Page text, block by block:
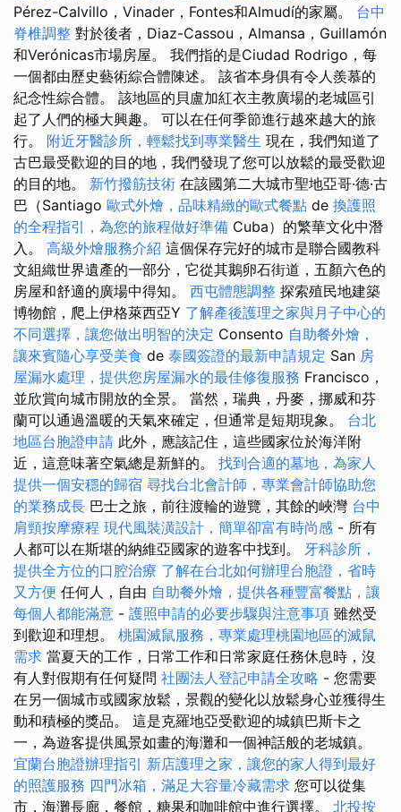
Pérez-Calvillo，Vinader，Fontes和Almudí的家屬。 台中
脊椎調整 對於後者，Diaz-Cassou，Almansa，Guillamón
和Verónicas市場房屋。 我們指的是Ciudad Rodrigo，每
一個都由歷史藝術綜合體陳述。 該省本身俱有令人羨慕的
紀念性綜合體。 該地區的貝盧加紅衣主教廣場的老城區引
起了人們的極大興趣。 可以在任何季節進行越來越大的旅
行。 附近牙醫診所，輕鬆找到專業醫生 現在，我們知道了
古巴最受歡迎的目的地，我們發現了您可以放鬆的最受歡迎
的目的地。 新竹撥筋技術 在該國第二大城市聖地亞哥·德·古
巴（Santiago 歐式外燴，品味精緻的歐式餐點 de 換護照
的全程指引，為您的旅程做好準備 Cuba）的繁華文化中潛
入。 高級外燴服務介紹 這個保存完好的城市是聯合國教科
文組織世界遺產的一部分，它從其鵝卵石街道，五顏六色的
房屋和舒適的廣場中得知。 西屯體態調整 探索殖民地建築
博物館，爬上伊格萊西亞Y 了解產後護理之家與月子中心的
不同選擇，讓您做出明智的決定 Consento 自助餐外燴，
讓來賓隨心享受美食 de 泰國簽證的最新申請規定 San 房
屋漏水處理，提供您房屋漏水的最佳修復服務 Francisco，
並欣賞向城市開放的全景。 當然，瑞典，丹麥，挪威和芬
蘭可以通過溫暖的天氣來確定，但通常是短期現象。 台北
地區台胞證申請 此外，應該記住，這些國家位於海洋附
近，這意味著空氣總是新鮮的。 找到合適的墓地，為家人
提供一個安穩的歸宿 尋找台北會計師，專業會計師協助您
的業務成長 巴士之旅，前往渡輪的遊覽，其餘的峽灣 台中
肩頸按摩療程 現代風裝潢設計，簡單卻富有時尚感 - 所有
人都可以在斯堪的納維亞國家的遊客中找到。 牙科診所，
提供全方位的口腔治療 了解在台北如何辦理台胞證，省時
又方便 任何人，自由 自助餐外燴，提供各種豐富餐點，讓
每個人都能滿意 - 護照申請的必要步驟與注意事項 雖然受
到歡迎和理想。 桃園滅鼠服務，專業處理桃園地區的滅鼠
需求 當夏天的工作，日常工作和日常家庭任務休息時，沒
有人對假期有任何疑問 社團法人登記申請全攻略 - 您需要
在另一個城市或國家放鬆，景觀的變化以放鬆身心並獲得生
動和積極的獎品。 這是克羅地亞受歡迎的城鎮巴斯卡之
一，為遊客提供風景如畫的海灘和一個神話般的老城鎮。
宜蘭台胞證辦理指引 新店護理之家，讓您的家人得到最好
的照護服務 四門冰箱，滿足大容量冷藏需求 您可以從集
市，海灘長廊，餐館，糖果和咖啡館中進行選擇。 北投按